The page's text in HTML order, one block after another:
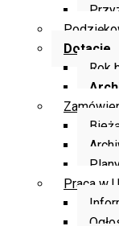
Dotacje
Rok
Praca w